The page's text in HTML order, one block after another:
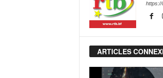
https://
ARTICLES